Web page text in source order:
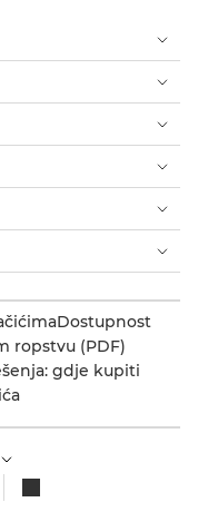
Dostupnost
ropstvu (PDF)
gdje kupiti